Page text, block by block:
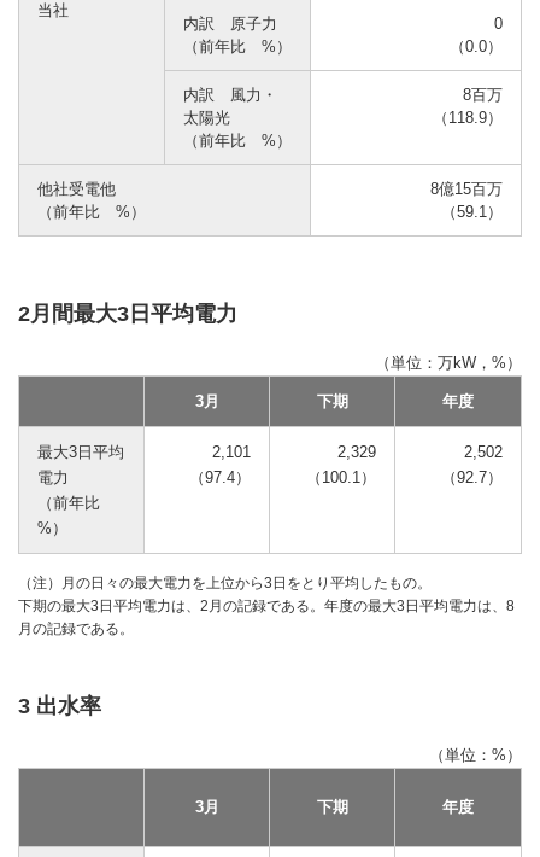
当社
内訳 原子力
（前年比 %）
0
（0.0）
内訳 風力・
太陽光
（前年比 %）
8百万
（118.9）
他社受電他
（前年比 %）
8億15百万
（59.1）
2月間最大3日平均電力
（単位：万kW，%）
3月 下期 年度
最大3日平均
電力
（前年比
%）
2,101
（97.4）
2,329
（100.1）
2,502
（92.7）
（注）月の日々の最大電力を上位から3日をとり平均したもの。
下期の最大3日平均電力は、2月の記録である。年度の最大3日平均電力は、8
月の記録である。
3 出水率
（単位：%）
3月 下期 年度